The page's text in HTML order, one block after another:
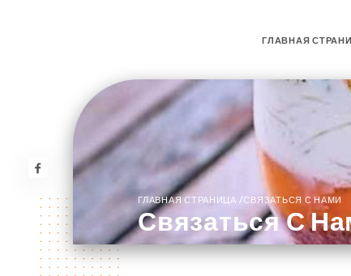
ГЛАВНАЯ
ГЛАВНАЯ СТРАНИЦА /СВЯЗАТЬСЯ С НАМИ
Связаться С